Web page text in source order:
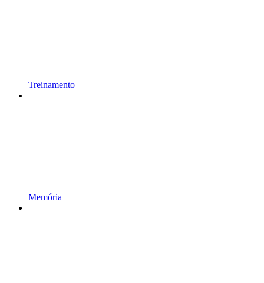
Treinamento
Memória